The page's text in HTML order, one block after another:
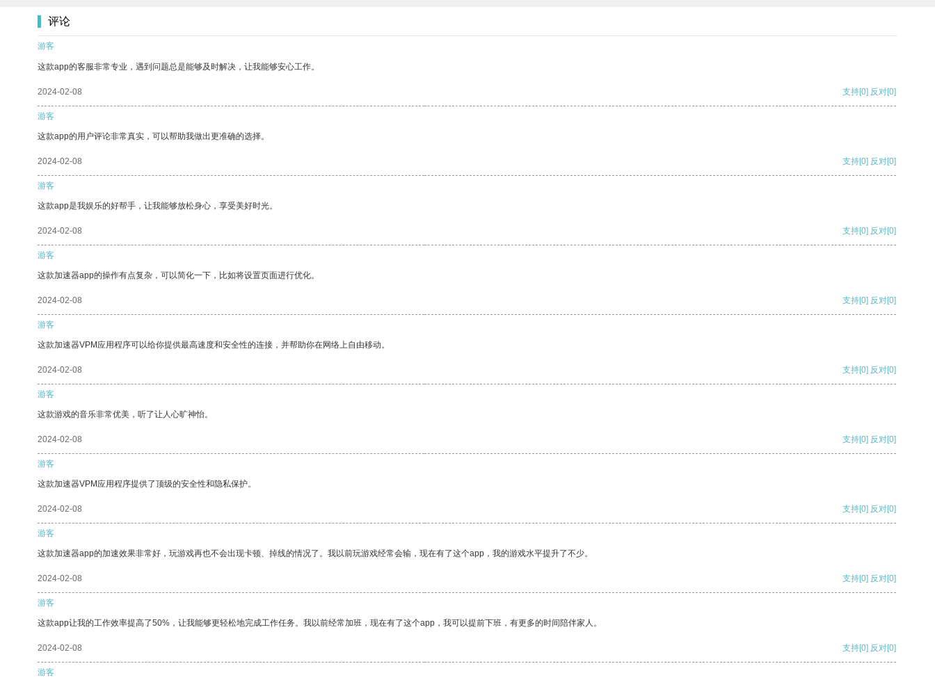
评论
游客
这款app的客服非常专业，遇到问题总是能够及时解决，让我能够安心工作。
2024-02-08 支持[0] 反对[0]
游客
这款app的用户评论非常真实，可以帮助我做出更准确的选择。
2024-02-08 支持[0] 反对[0]
游客
这款app是我娱乐的好帮手，让我能够放松身心，享受美好时光。
2024-02-08 支持[0] 反对[0]
游客
这款加速器app的操作有点复杂，可以简化一下，比如将设置页面进行优化。
2024-02-08 支持[0] 反对[0]
游客
这款加速器VPM应用程序可以给你提供最高速度和安全性的连接，并帮助你在网络上自由移动。
2024-02-08 支持[0] 反对[0]
游客
这款游戏的音乐非常优美，听了让人心旷神怡。
2024-02-08 支持[0] 反对[0]
游客
这款加速器VPM应用程序提供了顶级的安全性和隐私保护。
2024-02-08 支持[0] 反对[0]
游客
这款加速器app的加速效果非常好，玩游戏再也不会出现卡顿、掉线的情况了。我以前玩游戏经常会输，现在有了这个app，我的游戏水平提升了不少。
2024-02-08 支持[0] 反对[0]
游客
这款app让我的工作效率提高了50%，让我能够更轻松地完成工作任务。我以前经常加班，现在有了这个app，我可以提前下班，有更多的时间陪伴家人。
2024-02-08 支持[0] 反对[0]
游客